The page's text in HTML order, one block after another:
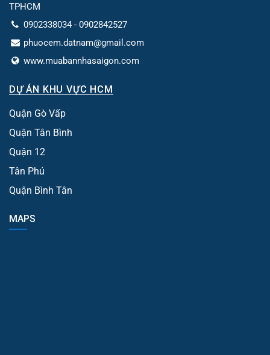
TPHCM
0902338034 - 0902842527
phuocem.datnam@gmail.com
www.muabannhasaigon.com
DỰ ÁN KHU VỰC HCM
Quận Gò Vấp
Quận Tân Bình
Quận 12
Tân Phú
Quận Bình Tân
MAPS